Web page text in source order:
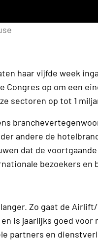
haar vijfde week
op om een
sectoren op tot 1
andere de
dat de
bezoekers en
Zo gaat de
is jaarlijks goed
partners en